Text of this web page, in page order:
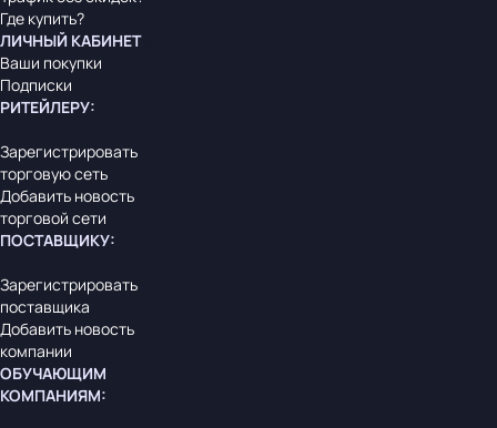
Где купить?
ЛИЧНЫЙ КАБИНЕТ
Ваши покупки
Подписки
РИТЕЙЛЕРУ:
Зарегистрировать
торговую сеть
Добавить новость
торговой сети
ПОСТАВЩИКУ:
Зарегистрировать
поставщика
Добавить новость
компании
ОБУЧАЮЩИМ
КОМПАНИЯМ: